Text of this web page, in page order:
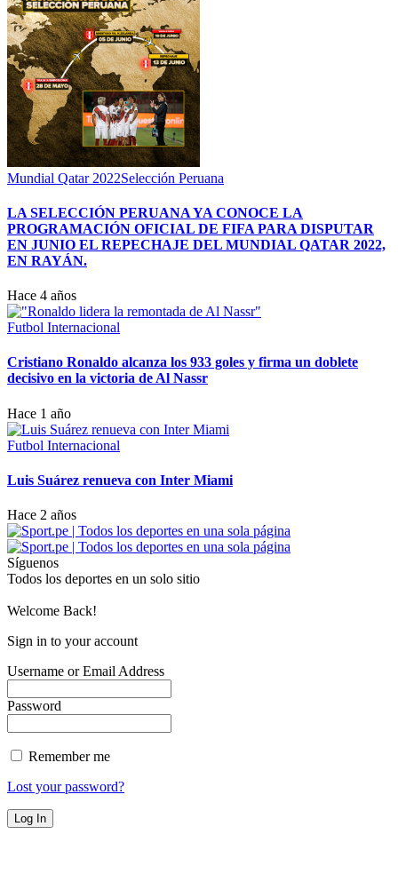
Mundial Qatar 2022Selección Peruana
LA SELECCIÓN PERUANA YA CONOCE LA
PROGRAMACIÓN OFICIAL DE FIFA PARA DISPUTAR
EN JUNIO EL REPECHAJE DEL MUNDIAL QATAR 2022,
EN RAYÁN.
Hace 4 años
Futbol Internacional
Cristiano Ronaldo alcanza los 933 goles y firma un doblete
decisivo en la victoria de Al Nassr
Hace 1 año
Futbol Internacional
Luis Suárez renueva con Inter Miami
Hace 2 años
Síguenos
Todos los deportes en un solo sitio
Welcome Back!
Sign in to your account
Username or Email Address
Password
Remember me
Lost your password?